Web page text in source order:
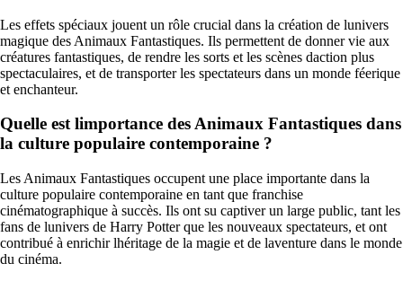
Les effets spéciaux jouent un rôle crucial dans la création de lunivers
magique des Animaux Fantastiques. Ils permettent de donner vie aux
créatures fantastiques, de rendre les sorts et les scènes daction plus
spectaculaires, et de transporter les spectateurs dans un monde féerique
et enchanteur.
Quelle est limportance des Animaux Fantastiques dans
la culture populaire contemporaine ?
Les Animaux Fantastiques occupent une place importante dans la
culture populaire contemporaine en tant que franchise
cinématographique à succès. Ils ont su captiver un large public, tant les
fans de lunivers de Harry Potter que les nouveaux spectateurs, et ont
contribué à enrichir lhéritage de la magie et de laventure dans le monde
du cinéma.